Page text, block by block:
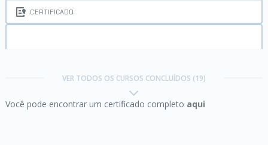
CERTIFICADO
VER TODOS OS CURSOS CONCLUÍDOS (19)
Você pode encontrar um certificado completo aqui